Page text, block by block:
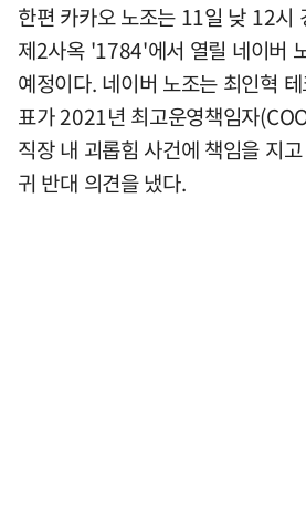
한편 카카오 노조는 11일 낮 12시
제2사옥 '1784'에서 열릴 네이버
예정이다. 네이버 노조는 최인혁
표가 2021년 최고운영책임자
직장 내 괴롭힘 사건에 책임을 지
귀 반대 의견을 냈다.